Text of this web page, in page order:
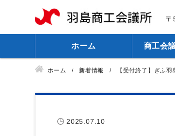
〒
ホーム 商工会
ホーム 新着情報 【受付終了】ぎふ
2025.07.10